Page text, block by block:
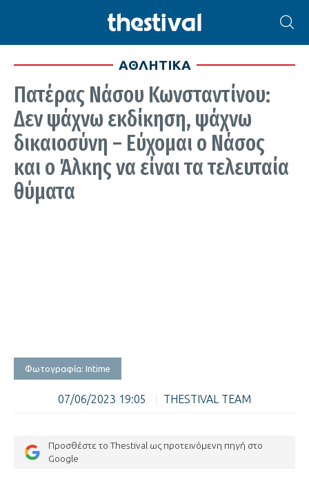
ΑΘΛΗΤΙΚΑ
Πατέρας Νάσου Κωνσταντίνου:
Δεν ψάχνω εκδίκηση, ψάχνω
δικαιοσύνη – Εύχομαι ο Νάσος
και ο Άλκης να είναι τα τελευταία
θύματα
Φωτογραφία: Intime
07/06/2023 19:05 THESTIVAL TEAM
Προσθέστε το Thestival ως προτεινόμενη πηγή στο
Google